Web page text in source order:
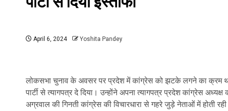
April 6, 2024 Yoshita Pandey
लोकसभा चुनाव के अवसर पर प्रदेश में कांग्रेस को झटके लगने का क्रम थम
पार्टी से त्यागपत्र दे दिया। उन्होंने अपना त्यागपत्र प्रदेश कांग्रेस
अग्रवाल की गिनती कांग्रेस की विचारधारा से गहरे जुड़े नेताओं में होती